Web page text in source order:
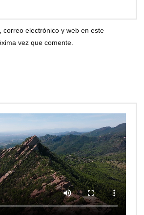
correo electrónico y web en este
vez que comente.